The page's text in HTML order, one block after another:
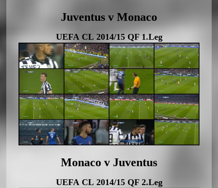
Juventus v Monaco
UEFA CL 2014/15 QF 1.Leg
Monaco v Juventus
UEFA CL 2014/15 QF 2.Leg